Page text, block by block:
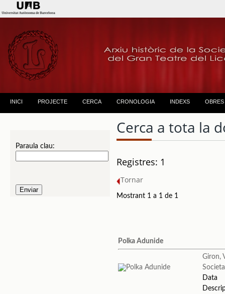
INICI PROJECTE CERCA CRONOLOGIA INDEXS OBRES
Paraula clau:
Cerca a tota la
Registres: 1
Tornar
Mostrant 1 a 1 de 1
Polka Adunide
Giron,
Data